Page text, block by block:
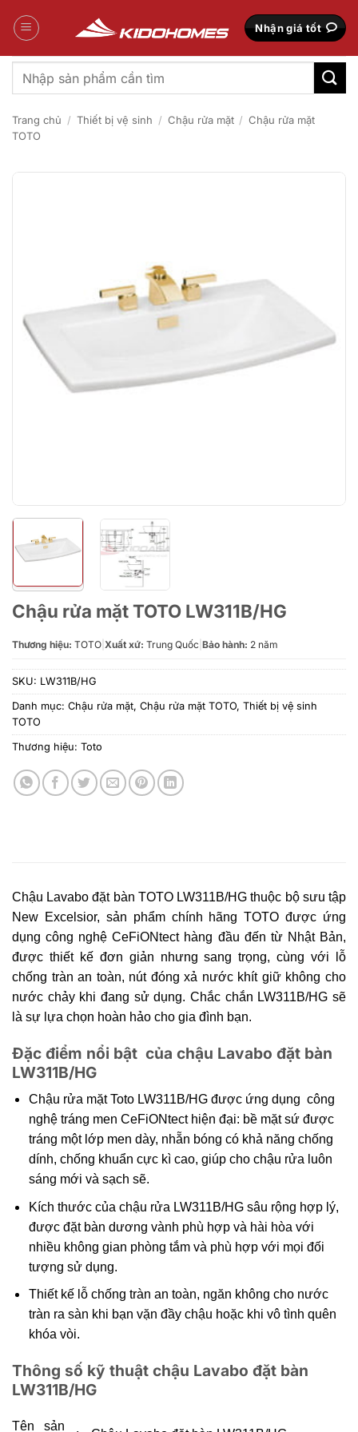
qua
Nhận giá tốt
Tìm
kiếm:
Trang chủ / Thiết bị vệ sinh / Chậu rửa mặt / Chậu rửa mặt
TOTO
Chậu rửa mặt TOTO LW311B/HG
Thương hiệu: TOTO Xuất xứ: Trung Quốc Bảo hành: 2 năm
SKU: LW311B/HG
Danh mục: Chậu rửa mặt, Chậu rửa mặt TOTO, Thiết bị vệ sinh
TOTO
Thương hiệu: Toto
Chậu Lavabo đặt bàn TOTO LW311B/HG thuộc bộ sưu tập
New Excelsior, sản phẩm chính hãng TOTO được ứng
dụng công nghệ CeFiONtect hàng đầu đến từ Nhật Bản,
được thiết kế đơn giản nhưng sang trọng, cùng với lỗ
chống tràn an toàn, nút đóng xả nước khít giữ không cho
nước chảy khi đang sử dụng. Chắc chắn LW311B/HG sẽ
là sự lựa chọn hoàn hảo cho gia đình bạn.
Đặc điểm nổi bật của chậu Lavabo đặt bàn
LW311B/HG
Chậu rửa mặt Toto LW311B/HG được ứng dụng công
nghệ tráng men CeFiONtect hiện đại: bề mặt sứ được
tráng một lớp men dày, nhẵn bóng có khả năng chống
dính, chống khuẩn cực kì cao, giúp cho chậu rửa luôn
sáng mới và sạch sẽ.
Kích thước của chậu rửa LW311B/HG sâu rộng hợp lý,
được đặt bàn dương vành phù hợp và hài hòa với
nhiều không gian phòng tắm và phù hợp với mọi đối
tượng sử dụng.
Thiết kế lỗ chống tràn an toàn, ngăn không cho nước
tràn ra sàn khi bạn vặn đầy chậu hoặc khi vô tình quên
khóa vòi.
Thông số kỹ thuật chậu Lavabo đặt bàn
LW311B/HG
Tên sản